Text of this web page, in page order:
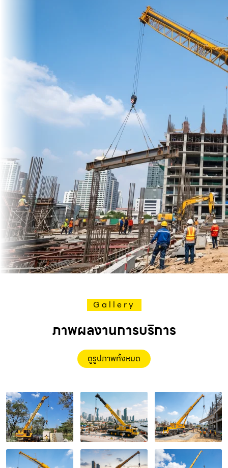
Gallery
ภาพผลงานการบริการ
ดูรูปภาพทั้งหมด